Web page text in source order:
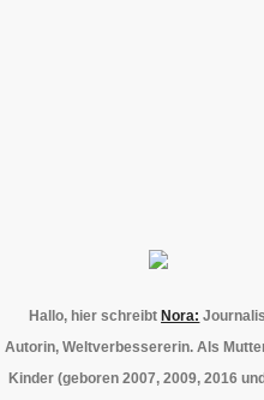
Hallo, hier schreibt Nora:
Autorin, Weltverbessererin. Als
Kinder (geboren 2007, 2009, 2016